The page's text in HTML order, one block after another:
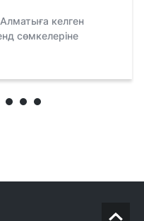
келген
сөмкелеріне